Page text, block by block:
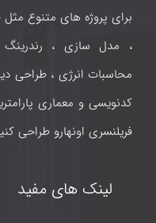
برای پروژه های متنوع مثل
، مدل سازی ،
کدنویسی و معماری
فریلنسری اونهارو طراحی
لینک های مفید